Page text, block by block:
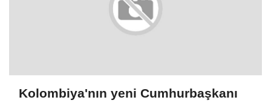
Kolombiya'nın yeni Cumhurbaşkanı